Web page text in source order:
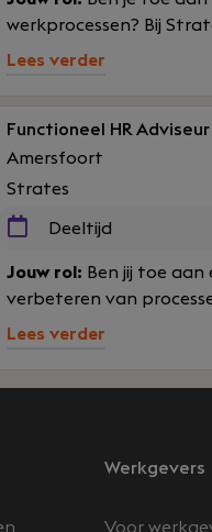
werkprocessen? Bij
Lees verder
Functioneel HR Adviseur
Amersfoort
Strates
Deeltijd
Jouw rol: Ben jij toe
verbeteren van
Lees verder
Werkgevers
Voor